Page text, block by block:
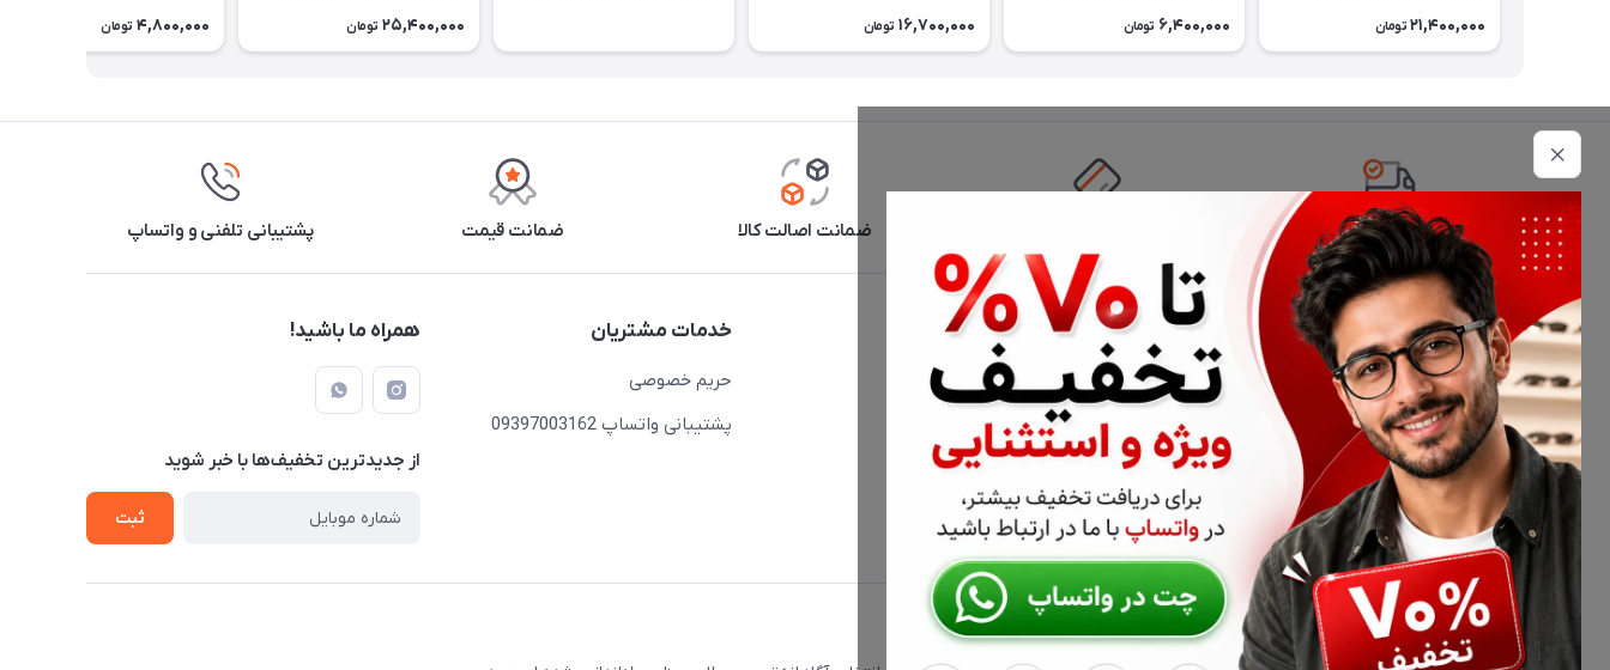
Vision Standard 1.67
Photocromic Spin-Coated
21,400,000 تومان 6,400,000 تومان 16,700,000 تومان
Double Aspheric
25,400,000 تومان 4,800,000 تومان
تحویل اکسپرس ضمانت اصالت کالا ضمانت قیمت پشتیبانی تلفنی و واتساپ
اطلاعات تماس
02177116909
info@civiliha.com
ارسال فوری در تهران + ارسال به سراسر کشور
دسترسی سریع
حساب کاربری
مجله فروشگاه
لیست محصولات
درباره ما
خدمات مشتریان
حریم خصوصی
پشتیبانی واتساپ 09397003162
همراه ما باشید!
از جدید‌ترین تخفیف‌ها با‌ خبر شوید
ثبت
درباره فروشگاه عینک و عدسی سیویلیها